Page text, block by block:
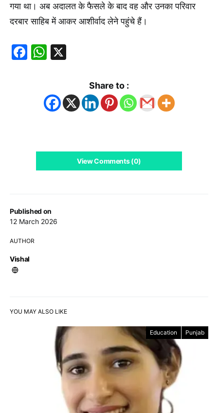
Published on
12 March 2026
AUTHOR
Vishal
गया था। अब अदालत के फैसले के बाद वह और उनका परिवार
दरबार साहिब में आकर आशीर्वाद लेने पहुंचे हैं।
Facebook
WhatsApp
Share to :
View Comments (0)
YOU MAY ALSO LIKE
Education Punjab